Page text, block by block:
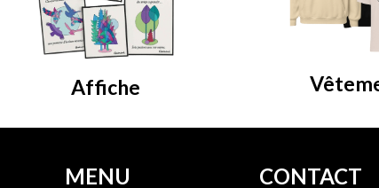
Affiche
MENU CONTACT